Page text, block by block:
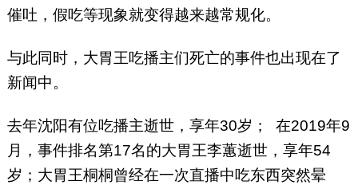
催吐，假吃等现象就变得越来越常规化。
与此同时，大胃王吃播主们死亡的事件也出现在了
新闻中。
去年沈阳有位吃播主逝世，享年30岁； 在2019年9
月，事件排名第17名的大胃王李蕙逝世，享年54
岁；大胃王桐桐曾经在一次直播中吃东西突然晕